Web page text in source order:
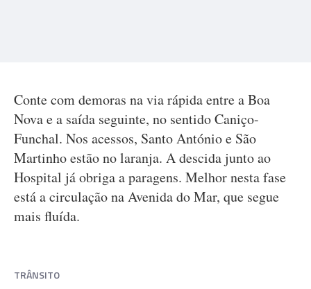
Conte com demoras na via rápida entre a Boa
Nova e a saída seguinte, no sentido Caniço-
Funchal. Nos acessos, Santo António e São
Martinho estão no laranja. A descida junto ao
Hospital já obriga a paragens. Melhor nesta fase
está a circulação na Avenida do Mar, que segue
mais fluída.
TRÂNSITO